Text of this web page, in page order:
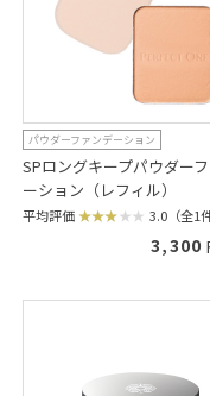
パウダーファンデーション
SPロングキープパウダー
ーション（レフィル）
平均評価 3.0（全1件
3,300